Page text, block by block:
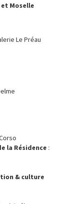
Moselle
Le Préau
la Résidence :
& culture